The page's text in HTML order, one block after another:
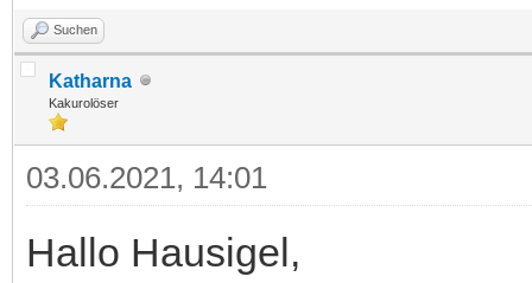
Suchen
Katharna
Kakurolöser
03.06.2021, 14:01
Hallo Hausigel,